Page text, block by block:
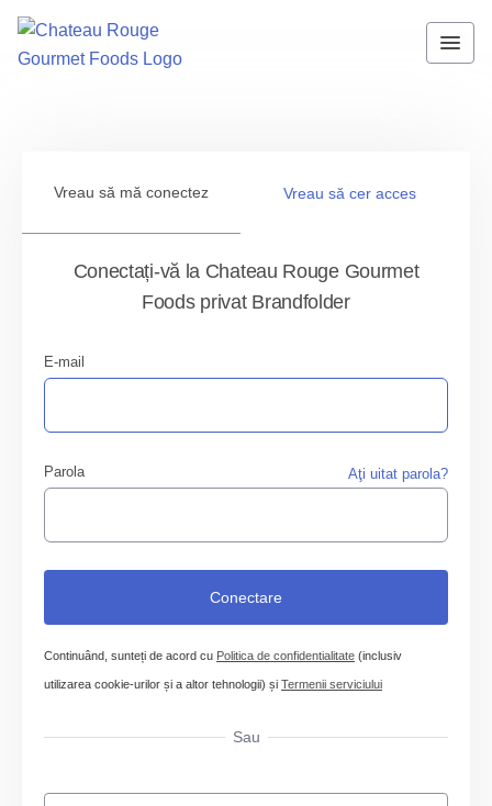
Vreau să mă conectez Vreau să cer acces
Conectați-vă la Chateau Rouge Gourmet
Foods privat Brandfolder
E-mail
Parola Aţi uitat parola?
Continuând, sunteți de acord cu Politica de confidentialitate (inclusiv
utilizarea cookie-urilor și a altor tehnologii) și Termenii serviciului
Sau